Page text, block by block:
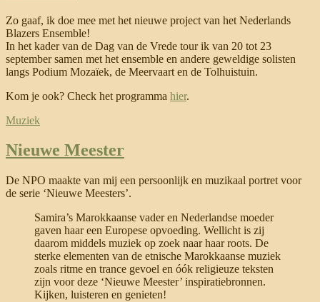
Zo gaaf, ik doe mee met het nieuwe project van het Nederlands
Blazers Ensemble!
In het kader van de Dag van de Vrede tour ik van 20 tot 23
september samen met het ensemble en andere geweldige solisten
langs Podium Mozaïek, de Meervaart en de Tolhuistuin.
Kom je ook? Check het programma hier.
Muziek
Nieuwe Meester
De NPO maakte van mij een persoonlijk en muzikaal portret voor
de serie ‘Nieuwe Meesters’.
Samira’s Marokkaanse vader en Nederlandse moeder
gaven haar een Europese opvoeding. Wellicht is zij
daarom middels muziek op zoek naar haar roots. De
sterke elementen van de etnische Marokkaanse muziek
zoals ritme en trance gevoel en óók religieuze teksten
zijn voor deze ‘Nieuwe Meester’ inspiratiebronnen.
Kijken, luisteren en genieten!